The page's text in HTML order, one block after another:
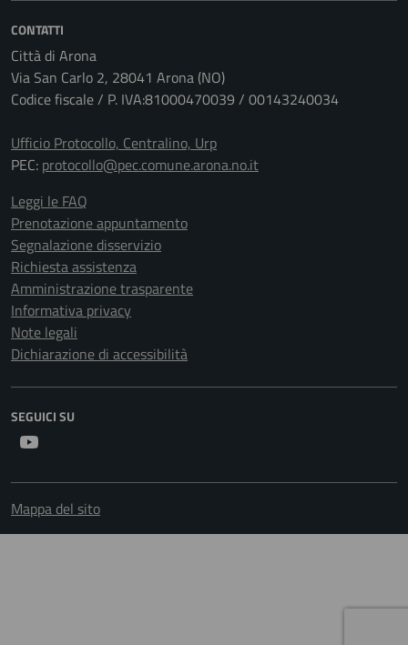
CONTATTI
Città di Arona
Via San Carlo 2, 28041 Arona (NO)
Codice fiscale / P. IVA:81000470039 / 00143240034
Ufficio Protocollo, Centralino, Urp
PEC: protocollo@pec.comune.arona.no.it
Leggi le FAQ
Prenotazione appuntamento
Segnalazione disservizio
Richiesta assistenza
Amministrazione trasparente
Informativa privacy
Note legali
Dichiarazione di accessibilità
SEGUICI SU
Mappa del sito